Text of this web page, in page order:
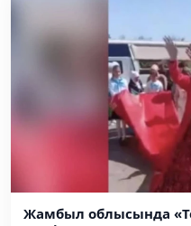
Жамбыл облысында